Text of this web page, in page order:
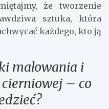
że tworzenie
sztuka, która
każdego, kto ją
malowania i
– co